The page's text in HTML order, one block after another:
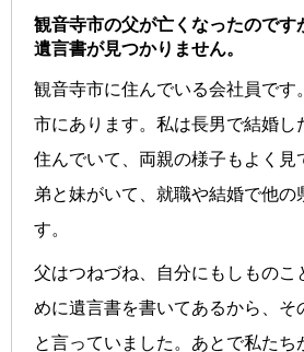
観音寺市の父が亡くなったのです
遺言書が見つかりません。
観音寺市に住んでいる会社員です
市にあります。私は長男で結婚し
住んでいて、両親の様子もよく見
弟と妹がいて、就職や結婚で他の
す。
父はつねづね、自分にもしものこ
めに遺言書を書いてあるから、そ
と言っていました。あとで私たち